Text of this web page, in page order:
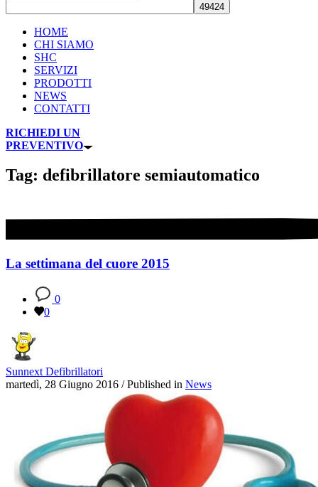
HOME
CHI SIAMO
SHC
SERVIZI
PRODOTTI
NEWS
CONTATTI
RICHIEDI UN
PREVENTIVO
Tag: defibrillatore semiautomatico
La settimana del cuore 2015
0
0
Sunnext Defibrillatori
martedì, 28 Giugno 2016 / Published in News